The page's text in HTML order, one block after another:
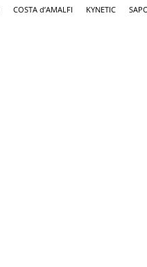
COSTA d’AMALFI KYNETIC